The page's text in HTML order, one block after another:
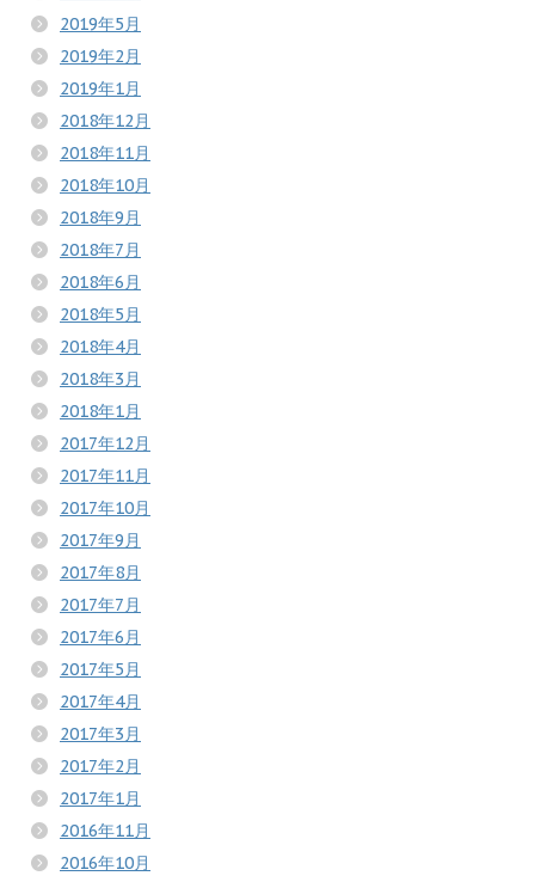
2019年5月
2019年2月
2019年1月
2018年12月
2018年11月
2018年10月
2018年9月
2018年7月
2018年6月
2018年5月
2018年4月
2018年3月
2018年1月
2017年12月
2017年11月
2017年10月
2017年9月
2017年8月
2017年7月
2017年6月
2017年5月
2017年4月
2017年3月
2017年2月
2017年1月
2016年11月
2016年10月